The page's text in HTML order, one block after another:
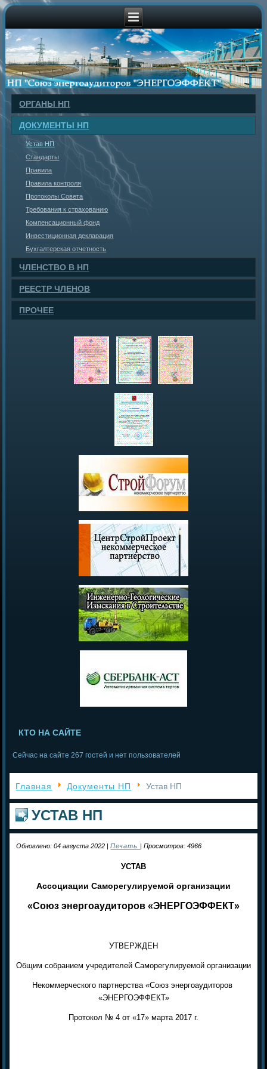
ОРГАНЫ НП
ДОКУМЕНТЫ НП
Устав НП
Стандарты
Правила
Правила контроля
Протоколы Совета
Требования к страхованию
Компенсационный фонд
Инвестиционная декларация
Бухгалтерская отчетность
ЧЛЕНСТВО В НП
РЕЕСТР ЧЛЕНОВ
ПРОЧЕЕ
КТО НА САЙТЕ
Сейчас на сайте 267 гостей и нет пользователей
Главная Документы НП Устав НП
УСТАВ НП
Обновлено: 04 августа 2022 |Печать |Просмотров: 4966
УСТАВ
Ассоциации Саморегулируемой организации
«Союз энергоаудиторов «ЭНЕРГОЭФФЕКТ»
УТВЕРЖДЕН
Общим собранием учредителей Саморегулируемой организации
Некоммерческого партнерства «Союз энергоаудиторов
«ЭНЕРГОЭФФЕКТ»
Протокол № 4 от «17» марта 2017 г.